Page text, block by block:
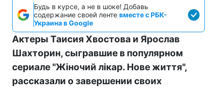
Будь в курсе, а не в шоке! Добавь
содержание своей ленте вместе с РБК-
Украина в Google
Актеры Таисия Хвостова и Ярослав
Шахторин, сыгравшие в популярном
сериале "Жіночий лікар. Нове життя",
рассказали о завершении своих